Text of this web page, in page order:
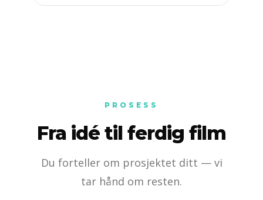
PROSESS
Fra idé til ferdig film
Du forteller om prosjektet ditt — vi
tar hånd om resten.